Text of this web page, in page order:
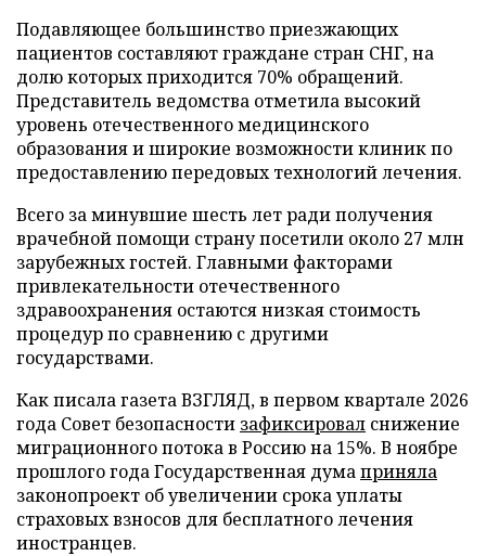
Подавляющее большинство приезжающих
пациентов составляют граждане стран СНГ, на
долю которых приходится 70% обращений.
Представитель ведомства отметила высокий
уровень отечественного медицинского
образования и широкие возможности клиник по
предоставлению передовых технологий лечения.
Всего за минувшие шесть лет ради получения
врачебной помощи страну посетили около 27 млн
зарубежных гостей. Главными факторами
привлекательности отечественного
здравоохранения остаются низкая стоимость
процедур по сравнению с другими
государствами.
Как писала газета ВЗГЛЯД, в первом квартале 2026
года Совет безопасности зафиксировал снижение
миграционного потока в Россию на 15%. В ноябре
прошлого года Государственная думаприняла
законопроект об увеличении срока уплаты
страховых взносов для бесплатного лечения
иностранцев.